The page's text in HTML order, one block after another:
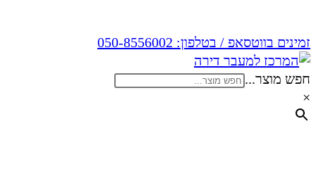
זמינים בווטסאפ / בטלפון: 050-8556002
חפש מוצר...
×